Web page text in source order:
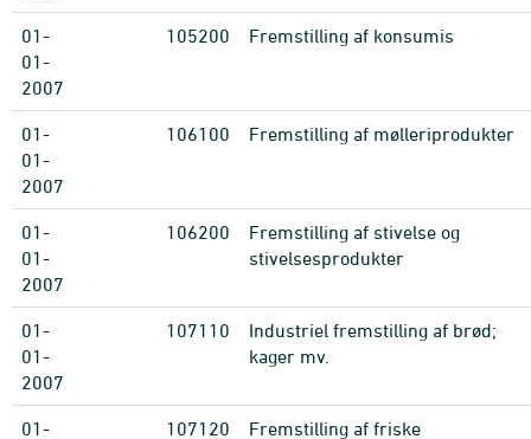
01-
01-
2007
105200 Fremstilling af konsumis
01-
01-
2007
106100 Fremstilling af mølleriprodukter
01-
01-
2007
106200
Fremstilling af stivelse og
stivelsesprodukter
01-
01-
2007
107110
Industriel fremstilling af brød;
kager mv.
01- 107120 Fremstilling af friske